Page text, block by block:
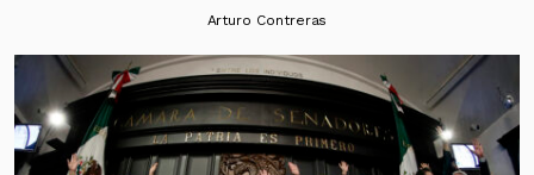
Arturo Contreras